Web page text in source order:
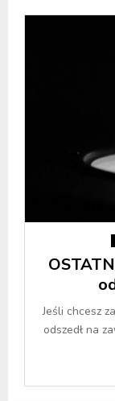
Jeśli chcesz
odszedł na